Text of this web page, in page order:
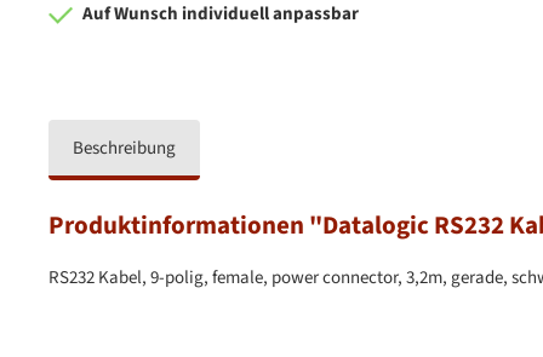
Auf Wunsch individuell anpassbar
Beschreibung
Produktinformationen "Datalogic RS232
RS232 Kabel, 9-polig, female, power connector, 3,2m, gerade,